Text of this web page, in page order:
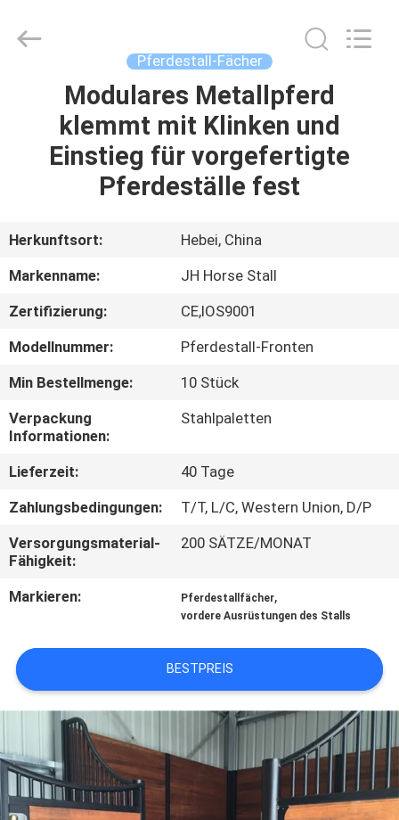
PRODUKTE
UNS
AUSFLUG
QUALITÄTSKONTROLLE
TRETEN
SIE
MIT
UNS
IN
VERBINDUNG
FORDERN
SIE
EIN
ZITAT
SITEMAP
Pferdestall-Fächer
Modulares Metallpferd
klemmt mit Klinken und
Einstieg für vorgefertigte
Pferdeställe fest
Herkunftsort:
Hebei, China
Markenname:
JH Horse Stall
Zertifizierung:
CE,IOS9001
Modellnummer:
Pferdestall-Fronten
Min Bestellmenge:
10 Stück
Verpackung
Informationen:
Stahlpaletten
Lieferzeit:
40 Tage
Zahlungsbedingungen:
T/T, L/C, Western Union, D/P
Versorgungsmaterial-
Fähigkeit:
200 SÄTZE/MONAT
Markieren: Pferdestallfächer,
vordere Ausrüstungen des Stalls
BESTPREIS